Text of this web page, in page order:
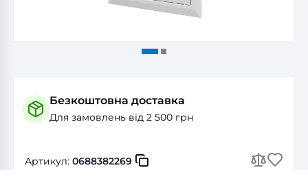
Безкоштовна доставка
Для замовлень від 2 500 грн
Артикул: 0688382269